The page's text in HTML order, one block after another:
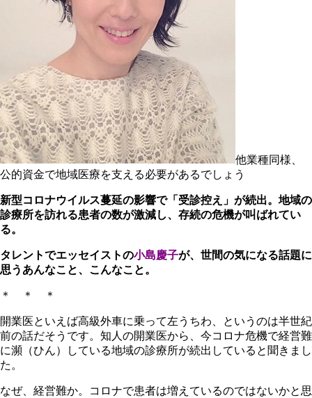
他業種同様、
公的資金で地域医療を支える必要があるでしょう
新型コロナウイルス蔓延の影響で「受診控え」が続出。地域の
診療所を訪れる患者の数が激減し、存続の危機が叫ばれてい
る。
タレントでエッセイストの小島慶子が、世間の気になる話題に
思うあんなこと、こんなこと。
＊ ＊ ＊
開業医といえば高級外車に乗って左うちわ、というのは半世紀
前の話だそうです。知人の開業医から、今コロナ危機で経営難
に瀕（ひん）している地域の診療所が続出していると聞きまし
た。
なぜ、経営難か。コロナで患者は増えているのではないかと思